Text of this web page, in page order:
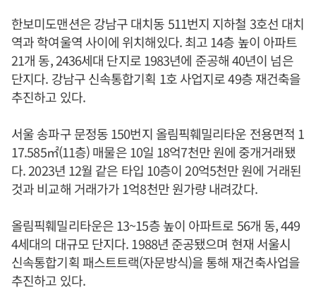
한보미도맨션은 강남구 대치동 511번지 지하철 3호선 대치
역과 학여울역 사이에 위치해있다. 최고 14층 높이 아파트
21개 동, 2436세대 단지로 1983년에 준공해 40년이 넘은
단지다. 강남구 신속통합기획 1호 사업지로 49층 재건축을
추진하고 있다.
서울 송파구 문정동 150번지 올림픽훼밀리타운 전용면적 1
17.585㎡(11층) 매물은 10일 18억7천만 원에 중개거래됐
다. 2023년 12월 같은 타입 10층이 20억5천만 원에 거래된
것과 비교해 거래가가 1억8천만 원가량 내려갔다.
올림픽훼밀리타운은 13~15층 높이 아파트로 56개 동, 449
4세대의 대규모 단지다. 1988년 준공됐으며 현재 서울시
신속통합기획 패스트트랙(자문방식)을 통해 재건축사업을
추진하고 있다.